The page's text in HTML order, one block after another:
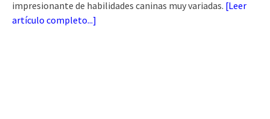
impresionante de habilidades caninas muy variadas. [Leer
artículo completo...]